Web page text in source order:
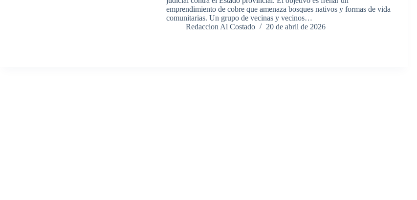
emprendimiento de cobre que amenaza bosques nativos y formas de vida
comunitarias. Un grupo de vecinas y vecinos…
Redaccion Al Costado
20 de abril de 2026